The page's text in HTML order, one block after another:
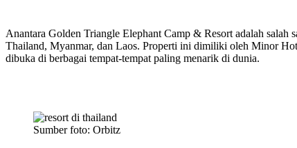
Anantara Golden Triangle Elephant Camp & Resort adalah salah
Thailand, Myanmar, dan Laos. Properti ini dimiliki oleh Minor
dibuka di berbagai tempat-tempat paling menarik di dunia.
Sumber foto: Orbitz